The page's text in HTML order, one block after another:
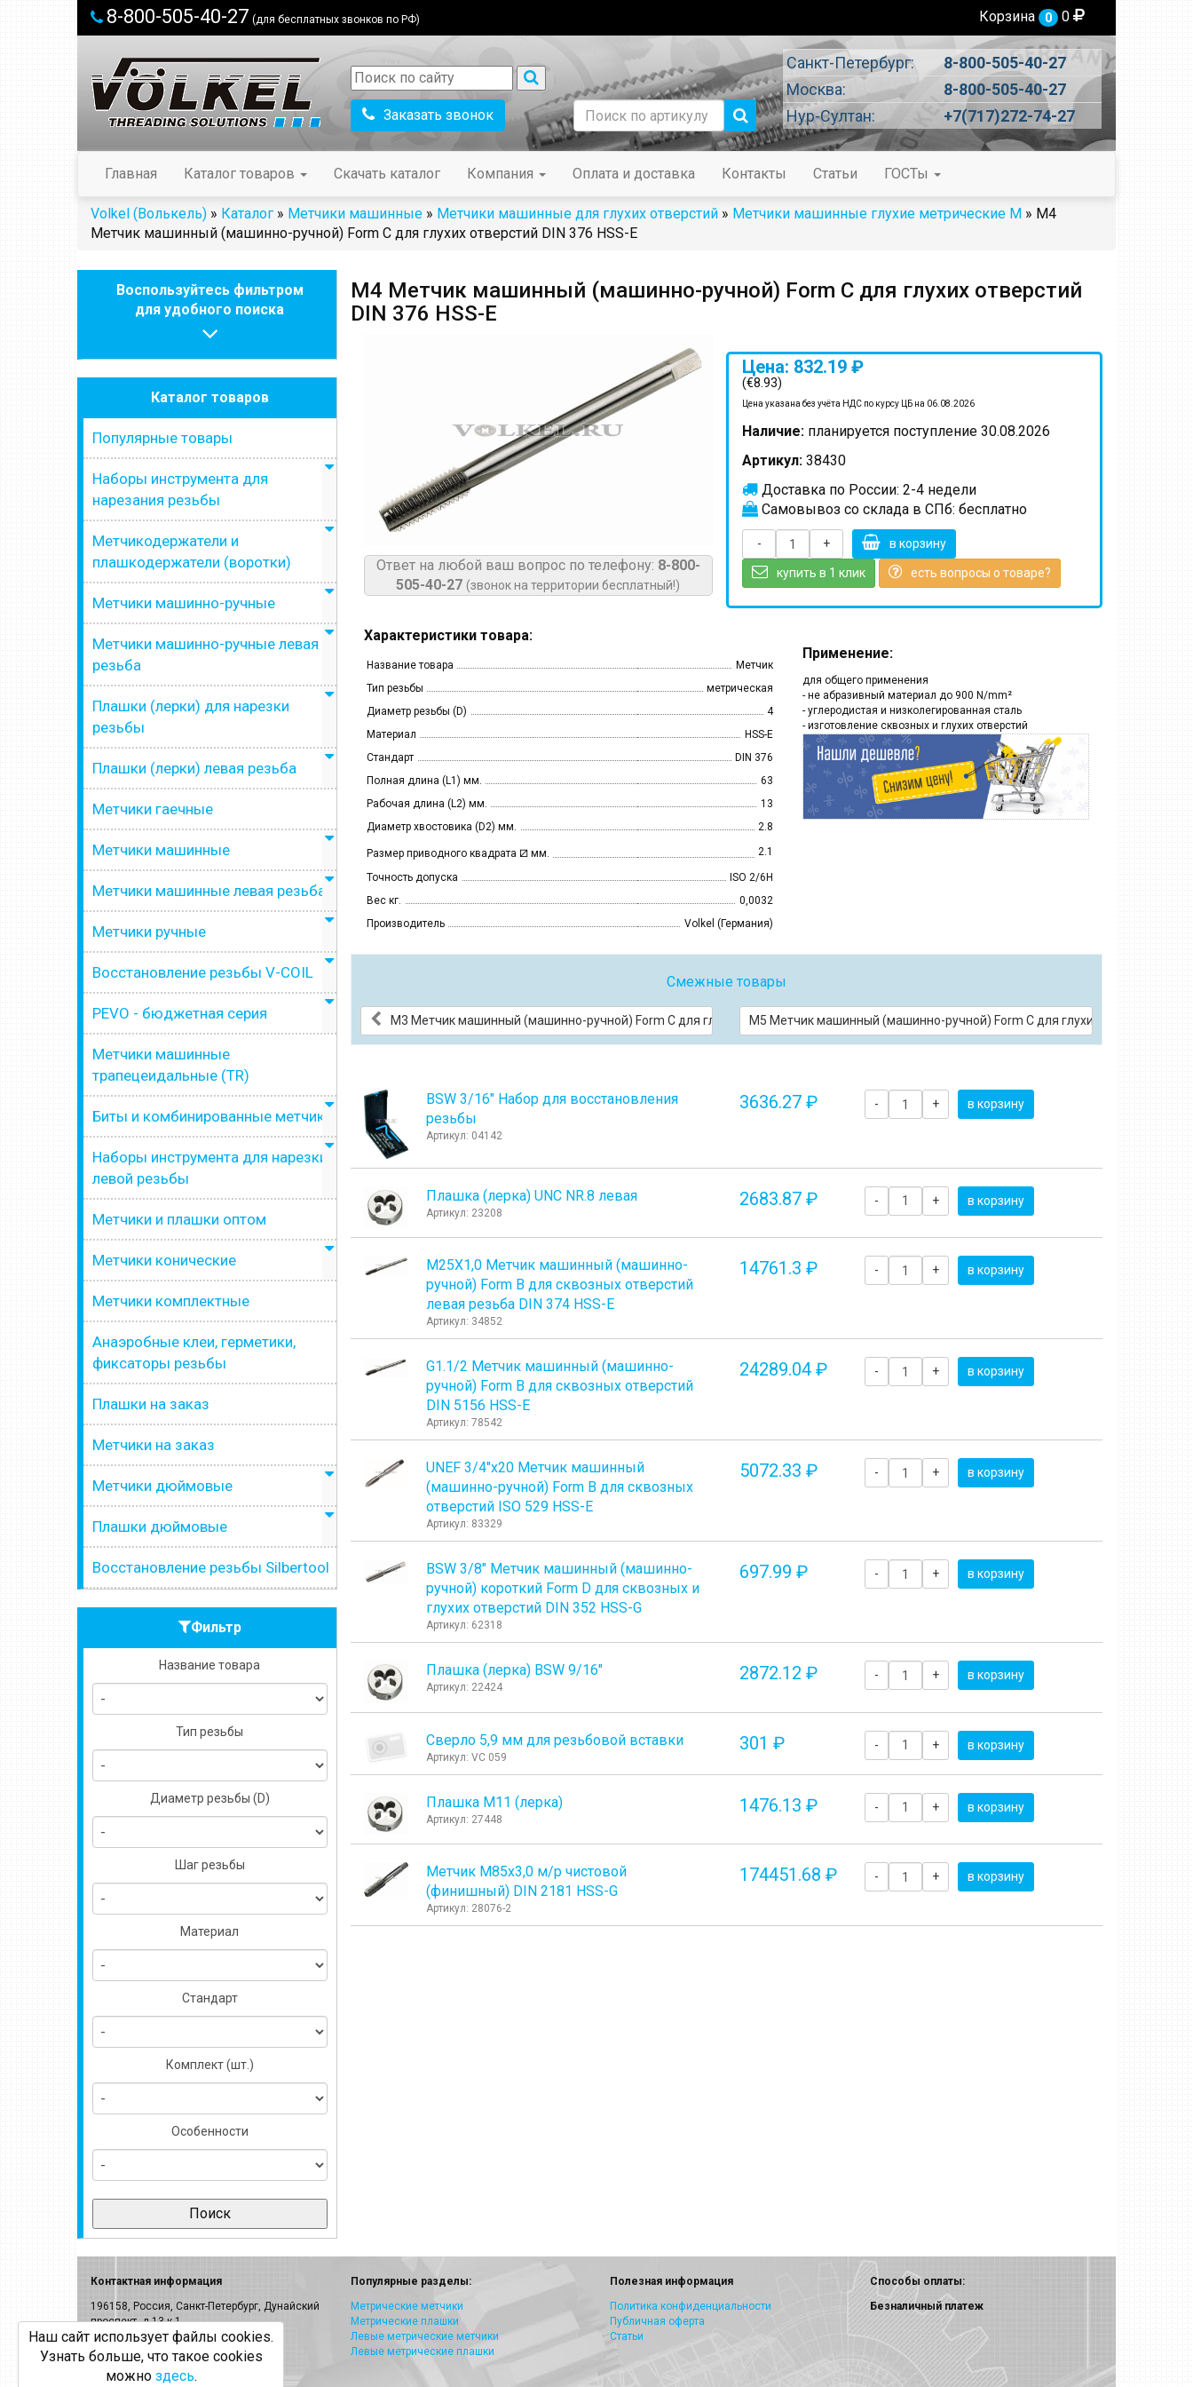
8-800-505-40-27 (для бесплатных звонков по РФ) Корзина 0 0
Заказать звонок
Санкт-Петербург:
8-800-505-40-27
Москва:
8-800-505-40-27
Нур-Султан:
+7(717)272-74-27
Главная Каталог товаров Скачать каталог Компания Оплата и доставка Контакты Статьи ГОСТы
Volkel (Волькель) » Каталог » Метчики машинные » Метчики машинные для глухих отверстий » Метчики машинные глухие метрические М » М4
Метчик машинный (машинно-ручной) Form C для глухих отверстий DIN 376 HSS-E
Воспользуйтесь фильтром
для удобного поиска
Каталог товаров
Популярные товары
Наборы инструмента для
нарезания резьбы
Метчикодержатели и
плашкодержатели (воротки)
Метчики машинно-ручные
Метчики машинно-ручные левая
резьба
Плашки (лерки) для нарезки
резьбы
Плашки (лерки) левая резьба
Метчики гаечные
Метчики машинные
Метчики машинные левая резьба
Метчики ручные
Восстановление резьбы V-COIL
PEVO - бюджетная серия
Метчики машинные
трапецеидальные (TR)
Биты и комбинированные метчики
Наборы инструмента для нарезки
левой резьбы
Метчики и плашки оптом
Метчики конические
Метчики комплектные
Анаэробные клеи, герметики,
фиксаторы резьбы
Плашки на заказ
Метчики на заказ
Метчики дюймовые
Плашки дюймовые
Восстановление резьбы Silbertool
Фильтр
Название товара
Тип резьбы
Диаметр резьбы (D)
Шаг резьбы
Материал
Стандарт
Комплект (шт.)
Особенности
М4 Метчик машинный (машинно-ручной) Form C для глухих отверстий
DIN 376 HSS-E
Ответ на любой ваш вопрос по телефону: 8-800-
505-40-27 (звонок на территории бесплатный!)
Цена: 832.19 ₽
(€8.93)
Цена указана без учёта НДС по курсу ЦБ на 06.08.2026
Наличие: планируется поступление 30.08.2026
Артикул: 38430
Доставка по России: 2-4 недели
Самовывоз со склада в СПб: бесплатно
- + в корзину
купить в 1 клик есть вопросы о товаре?
Характеристики товара:
Название товара
Метчик
Тип резьбы
метрическая
Диаметр резьбы (D)
4
Материал
HSS-E
Стандарт
DIN 376
Полная длина (L1) мм.
63
Рабочая длина (L2) мм.
13
Диаметр хвостовика (D2) мм.
2.8
Размер приводного квадрата ⧄мм. 2.1
Точность допуска
ISO 2/6H
Вес кг.
0,0032
Производитель
Volkel (Германия)
Применение:
для общего применения
- не абразивный материал до 900 N/mm²
- углеродистая и низколегированная сталь
- изготовление сквозных и глухих отверстий
Смежные товары
М3 Метчик машинный (машинно-ручной) Form C для глухих отверстий DIN 376 HSS-EМ5 Метчик машинный (машинно-ручной) Form C для глухих отверстий DIN
BSW 3/16" Набор для восстановления
резьбы
Артикул: 04142
3636.27 ₽ - + в корзину
Плашка (лерка) UNC NR.8 левая
Артикул: 23208
2683.87 ₽ - + в корзину
М25Х1,0 Метчик машинный (машинно-
ручной) Form B для сквозных отверстий
левая резьба DIN 374 HSS-E
Артикул: 34852
14761.3 ₽ - + в корзину
G1.1/2 Метчик машинный (машинно-
ручной) Form B для сквозных отверстий
DIN 5156 HSS-E
Артикул: 78542
24289.04 ₽ - + в корзину
UNEF 3/4"х20 Метчик машинный
(машинно-ручной) Form B для сквозных
отверстий ISO 529 HSS-E
Артикул: 83329
5072.33 ₽ - + в корзину
BSW 3/8" Метчик машинный (машинно-
ручной) короткий Form D для сквозных и
глухих отверстий DIN 352 HSS-G
Артикул: 62318
697.99 ₽ - + в корзину
Плашка (лерка) BSW 9/16"
Артикул: 22424
2872.12 ₽ - + в корзину
Сверло 5,9 мм для резьбовой вставки
Артикул: VC 059
301 ₽ - + в корзину
Плашка М11 (лерка)
Артикул: 27448
1476.13 ₽ - + в корзину
Метчик М85x3,0 м/р чистовой
(финишный) DIN 2181 HSS-G
Артикул: 28076-2
174451.68 ₽ - + в корзину
Контактная информация
196158, Россия, Санкт-Петербург, Дунайский
проспект, д.13 к.1
E-mail:info@volkel.ru
Санкт-Петербург:
Москва: +7(499)703-23-53
Популярные разделы:
Метрические метчики
Метрические плашки
Левые метрические метчики
Левые метрические плашки
Полезная информация
Политика конфиденциальности
Публичная оферта
Статьи
Способы оплаты:
Безналичный платеж
Наш сайт использует файлы cookies.
Узнать больше, что такое cookies
можно здесь.